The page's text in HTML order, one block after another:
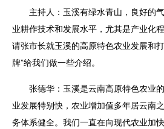
主持人：玉溪有绿水青山，良好的
业耕作技术和发展水平，尤其是产业化
请张市长就玉溪的高原特色农业发展和
牌”给我们做一些介绍。
张德华：玉溪是云南高原特色农业
业发展特别快，农业增加值多年居云南
务体系健全。我们一直在向现代农业加